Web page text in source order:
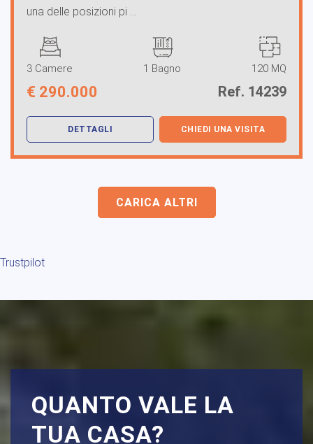
una delle posizioni pi ...
3 Camere 1 Bagno 120 MQ
€ 290.000 Ref. 14239
DETTAGLI CHIEDI UNA VISITA
CARICA ALTRI
Trustpilot
QUANTO VALE LA
TUA CASA?